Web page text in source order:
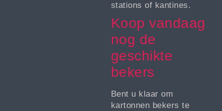
stations of kantines.
Koop vandaag
nog de
geschikte
bekers
Bent u klaar om
kartonnen bekers te